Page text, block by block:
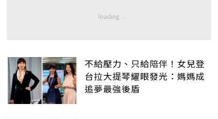
不給壓力、只給陪伴！女兒登
台拉大提琴耀眼發光：媽媽成
追夢最強後盾